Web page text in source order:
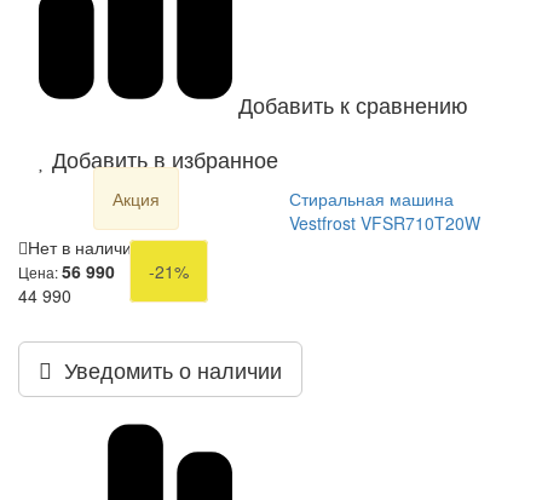
Добавить к сравнению
Добавить в избранное
Акция
Стиральная машина
Vestfrost VFSR710T20W
Нет в наличии
Цена:56 990
-21%
44 990
Уведомить о наличии